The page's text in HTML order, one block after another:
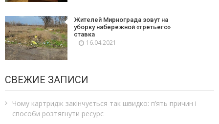
Жителей Мирнограда зовут на
уборку набережной «третьего»
ставка
16.04.2021
СВЕЖИЕ ЗАПИСИ
Чому картридж закінчується так швидко: п’ять причин і
способи розтягнути ресурс